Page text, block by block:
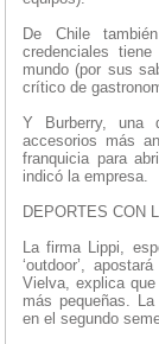
De Chile
credenciales
mundo (por sus
crítico de
Y Burberry, una
accesorios más
franquicia para
indicó la empresa.
DEPORTES CON
La firma Lippi,
‘outdoor’,
Vielva, explica
más pequeñas.
en el segundo